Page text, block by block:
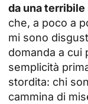
da una
che, a poco a
mi sono
domanda a cui
semplicità
stordita: chi
cammina di